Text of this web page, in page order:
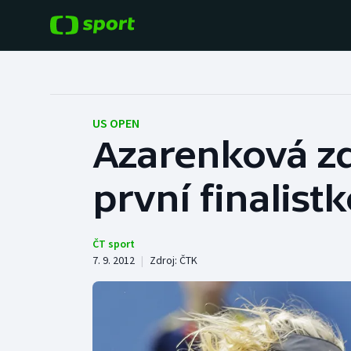
Hokej
Tenis
Cyklistika
Baseball a softbal
Basketbal
Boby a skeleton
Box
US OPEN
Azarenková
první
ČT sport
7. 9. 2012 | Zdroj: ČTK